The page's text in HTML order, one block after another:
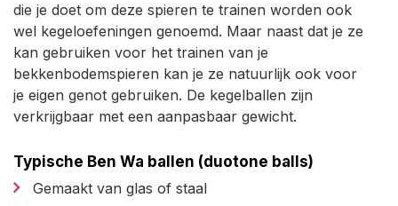
die je doet om deze spieren te trainen worden ook
wel kegeloefeningen genoemd. Maar naast dat je ze
kan gebruiken voor het trainen van je
bekkenbodemspieren kan je ze natuurlijk ook voor
je eigen genot gebruiken. De kegelballen zijn
verkrijgbaar met een aanpasbaar gewicht.
Typische Ben Wa ballen (duotone balls)
Gemaakt van glas of staal